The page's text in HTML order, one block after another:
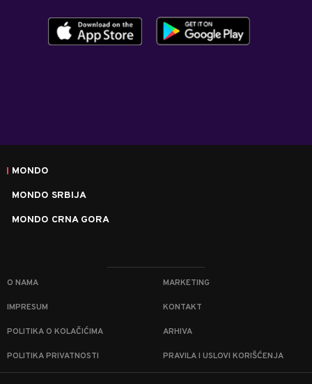
MONDO
MONDO SRBIJA
MONDO CRNA GORA
O NAMA MARKETING
IMPRESUM KONTAKT
POLITIKA O KOLAČIĆIMA ARHIVA
POLITIKA PRIVATNOSTI PRAVILA I USLOVI KORIŠĆENJA